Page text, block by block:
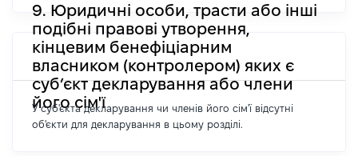
9. Юридичні особи, трасти або інші
подібні правові утворення,
кінцевим бенефіціарним
власником (контролером) яких є
суб’єкт декларування або члени
його сім'ї
У суб'єкта декларування чи членів його сім'ї відсутні
об'єкти для декларування в цьому розділі.